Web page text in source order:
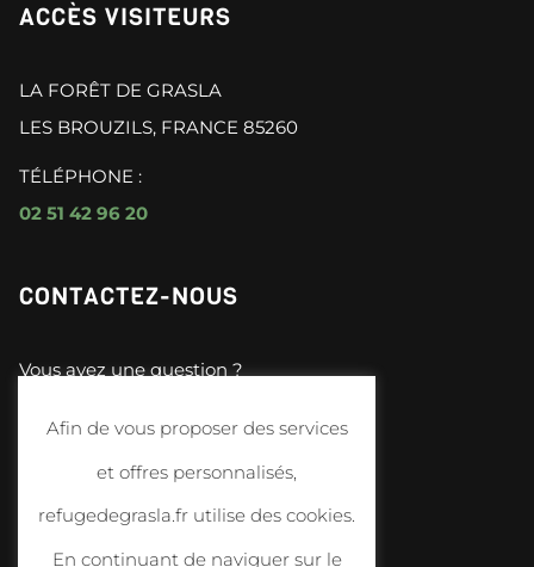
ACCÈS VISITEURS
LA FORÊT DE GRASLA
LES BROUZILS, FRANCE 85260
TÉLÉPHONE :
02 51 42 96 20
CONTACTEZ-NOUS
Vous avez une question ?
Afin de vous proposer des services
et offres personnalisés,
refugedegrasla.fr utilise des cookies.
En continuant de naviguer sur le